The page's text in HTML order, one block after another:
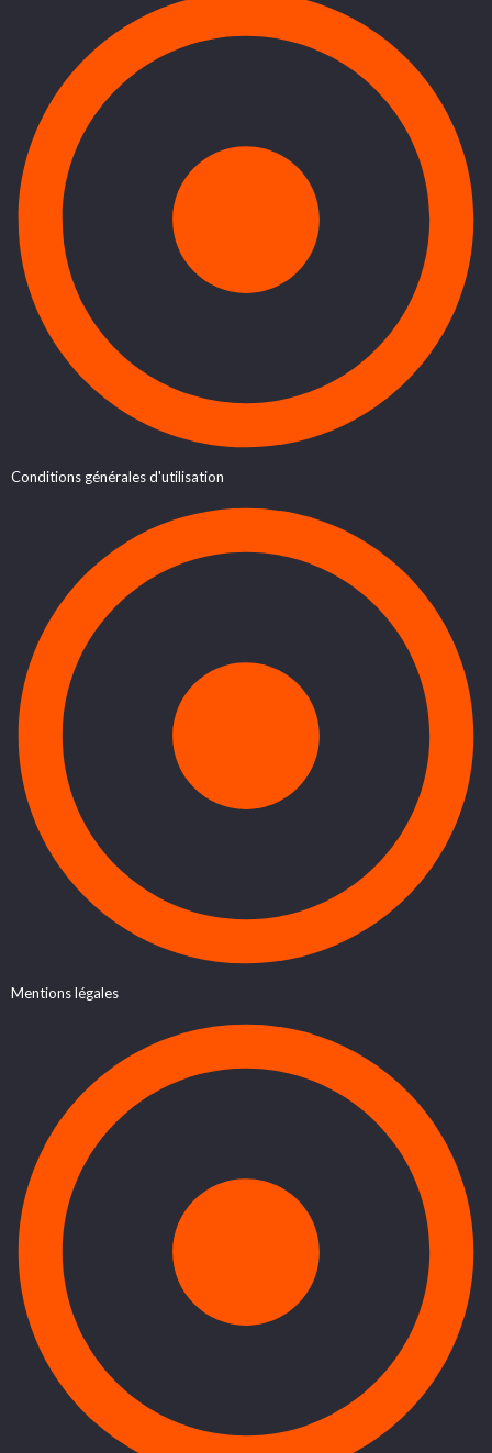
Conditions générales d'utilisation
Mentions légales